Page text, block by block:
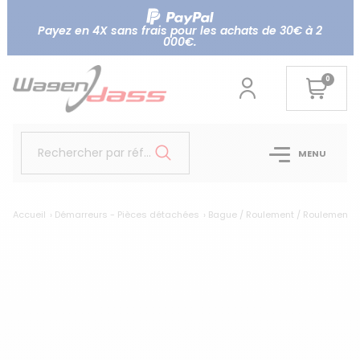
Payez en 4X sans frais pour les achats de 30€ à 2
000€.
0
Rechercher par référence... MENU
Accueil Démarreurs - Pièces détachées Bague / Roulement / Roulement